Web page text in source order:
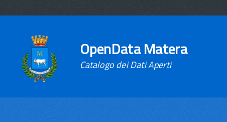
OpenData Matera
Catalogo dei Dati Aperti